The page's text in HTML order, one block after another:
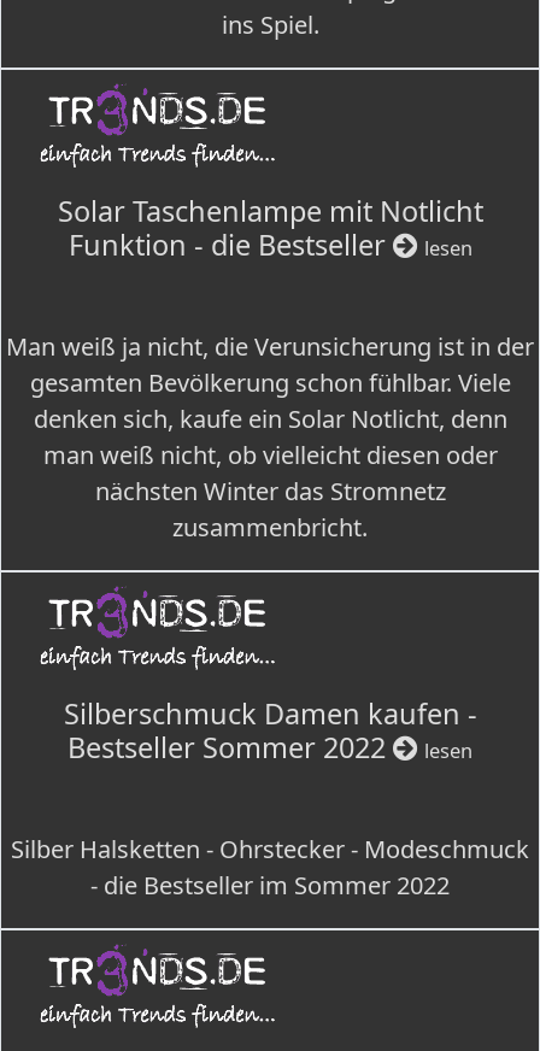
ins Spiel.
Solar Taschenlampe mit Notlicht
Funktion - die Bestseller
lesen
Man weiß ja nicht, die Verunsicherung ist in der
gesamten Bevölkerung schon fühlbar. Viele
denken sich, kaufe ein Solar Notlicht, denn
man weiß nicht, ob vielleicht diesen oder
nächsten Winter das Stromnetz
zusammenbricht.
Silberschmuck Damen kaufen -
Bestseller Sommer 2022
lesen
Silber Halsketten - Ohrstecker - Modeschmuck
- die Bestseller im Sommer 2022